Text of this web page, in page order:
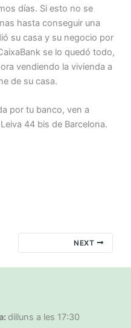
días. Si esto no se
hasta conseguir una
su casa y su negocio por
se lo quedó todo,
vendiendo la vivienda a
de su casa.
por tu banco, ven a
44 bis de Barcelona.
NEXT
dilluns a les 17:30